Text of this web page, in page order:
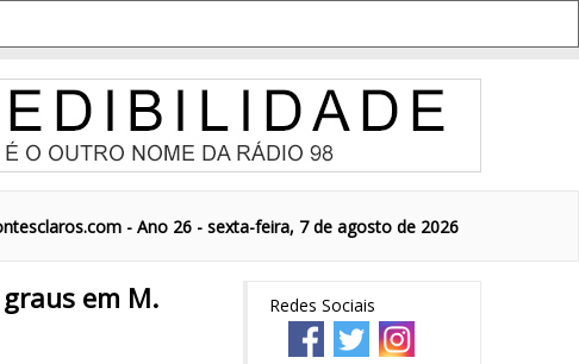
- Ano 26 - sexta-feira, 7 de agosto de 2026
Redes Sociais
em M.